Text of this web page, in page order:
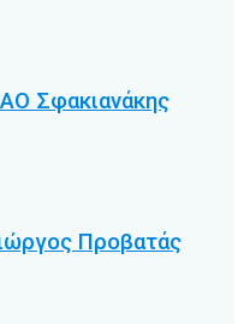
Σφακιανάκης
Προβατάς